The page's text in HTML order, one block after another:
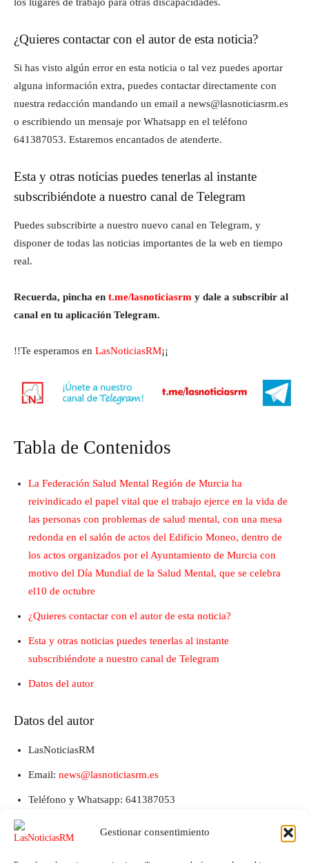
Gestionar consentimiento
los lugares de trabajo para otras discapacidades.
¿Quieres contactar con el autor de esta noticia?
Si has visto algún error en esta noticia o tal vez puedes aportar
alguna información extra, puedes contactar directamente con
nuestra redacción mandando un email a news@lasnoticiasrm.es
o escribiendo un mensaje por Whatsapp en el teléfono
641387053. Estaremos encantados de atenderte.
Esta y otras noticias puedes tenerlas al instante
subscribiéndote a nuestro canal de Telegram
Puedes subscribirte a nuestro nuevo canal en Telegram, y
disponer de todas las noticias importantes de la web en tiempo
real.
Recuerda, pincha en t.me/lasnoticiasrm y dale a subscribir al
canal en tu aplicación Telegram.
!!Te esperamos en LasNoticiasRM¡¡
Tabla de Contenidos
La Federación Salud Mental Región de Murcia ha
reivindicado el papel vital que el trabajo ejerce en la vida de
las personas con problemas de salud mental, con una mesa
redonda en el salón de actos del Edificio Moneo, dentro de
los actos organizados por el Ayuntamiento de Murcia con
motivo del Día Mundial de la Salud Mental, que se celebra
el10 de octubre
¿Quieres contactar con el autor de esta noticia?
Esta y otras noticias puedes tenerlas al instante
subscribiéndote a nuestro canal de Telegram
Datos del autor
Datos del autor
LasNoticiasRM
Email: news@lasnoticiasrm.es
Teléfono y Whatsapp: 641387053